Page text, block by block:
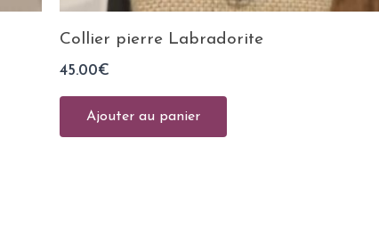
Collier pierre Labradorite
45.00€
Ajouter au panier